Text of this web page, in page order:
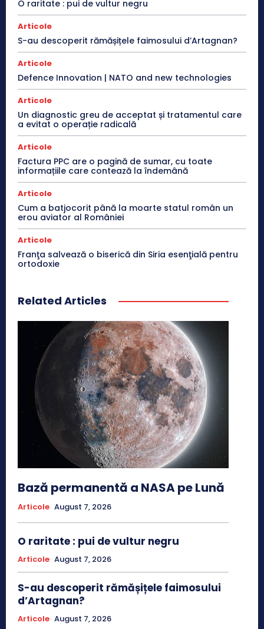
O raritate : pui de vultur negru
Articole
S-au descoperit rămășițele faimosului d’Artagnan?
Articole
Defence Innovation | NATO and new technologies
Articole
Un diagnostic greu de acceptat și tratamentul care
a evitat o operație radicală
Articole
Factura PPC are o pagină de sumar, cu toate
informațiile care contează la îndemână
Articole
Cum a batjocorit până la moarte statul român un
erou aviator al României
Articole
Franţa salvează o biserică din Siria esenţială pentru
ortodoxie
Related Articles
Bază permanentă a NASA pe Lună
Articole August 7, 2026
O raritate : pui de vultur negru
Articole August 7, 2026
S-au descoperit rămășițele faimosului
d’Artagnan?
Articole August 7, 2026